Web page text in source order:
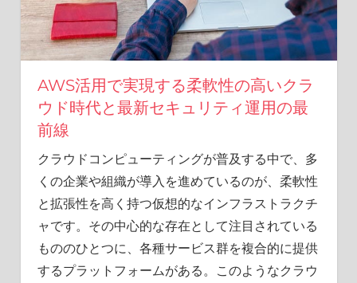
な
い
重
要
う。
AWS活用で実現する柔軟性の高いクラ
ウド時代と最新セキュリティ運用の最
前線
クラウドコンピューティングが普及する中で、多
くの企業や組織が導入を進めているのが、柔軟性
と拡張性を高く持つ仮想的なインフラストラクチ
ャです。 その中心的な存在として注目されている
もののひとつに、各種サービス群を複合的に提供
するプラットフォームがある。このようなクラウ